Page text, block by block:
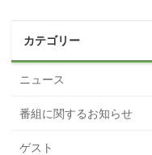
カテゴリー
ニュース
番組に関するお知らせ
ゲスト